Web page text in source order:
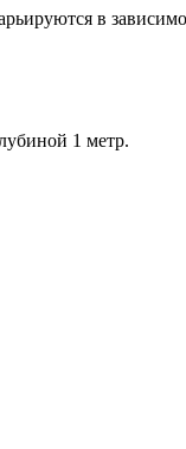
в
1 метр.